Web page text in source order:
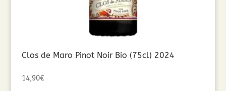
Clos de Maro Pinot Noir Bio (75cl) 2024
14,90€